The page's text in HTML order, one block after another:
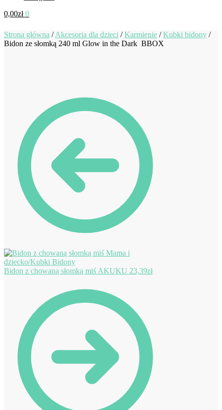
0,00zł 0
Strona główna /Akcesoria dla dzieci /Karmienie /Kubki bidony /
Bidon ze słomką 240 ml Glow in the Dark BBOX
Bidon z chowaną słomką miś AKUKU 23,39zł